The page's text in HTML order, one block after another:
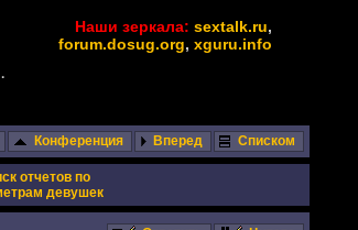
Наши зеркала: sextalk.ru,
forum.dosug.org, xguru.info
Конференция Вперед Списком
отчетов по
девушек